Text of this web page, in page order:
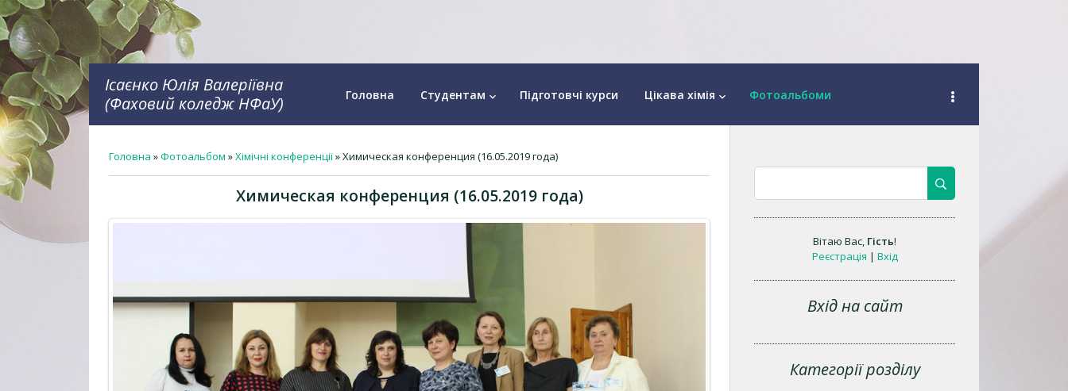
Ісаєнко Юлія Валеріївна
(Фаховий коледж НФаУ)
Головна Студентам keyboard_arrow_down Підготовчі курси Цікава хімія keyboard_arrow_down Фотоальбоми
Головна »Фотоальбом »Хімічні конференції» Химическая конференция (16.05.2019 года)
Химическая конференция (16.05.2019 года)
Вітаю Вас, Гість!
Реєстрація | Вхід
Вхід на сайт
Категорії розділу